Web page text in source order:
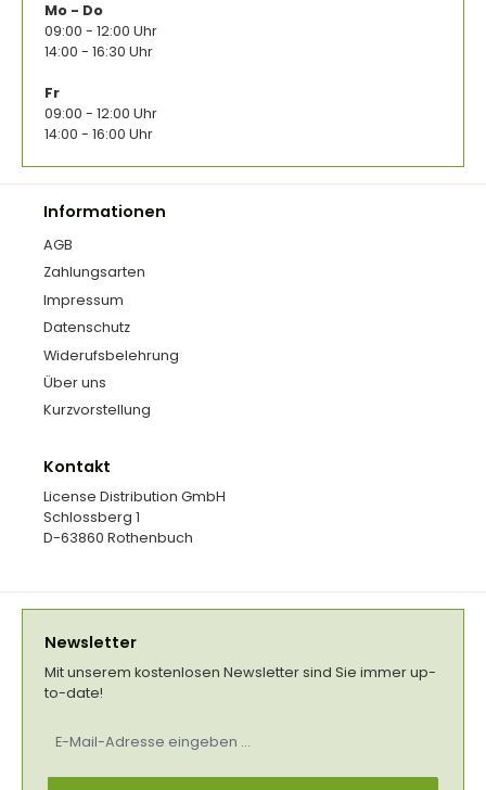
Mo - Do
09:00 - 12:00 Uhr
14:00 - 16:30 Uhr
Fr
09:00 - 12:00 Uhr
14:00 - 16:00 Uhr
Informationen
AGB
Zahlungsarten
Impressum
Datenschutz
Widerufsbelehrung
Über uns
Kurzvorstellung
Kontakt
License Distribution GmbH
Schlossberg 1
D-63860 Rothenbuch
Newsletter
Mit unserem kostenlosen Newsletter sind Sie immer up-
to-date!
Mail-